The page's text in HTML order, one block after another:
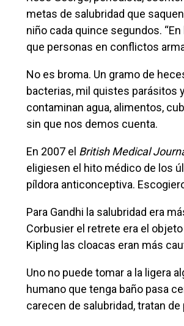
metas de salubridad que
niño cada quince segundos.
que personas en conflictos
No es broma. Un gramo de heces contiene 10 millones de virus, un millón de
bacterias, mil quistes parásitos
contaminan agua, alimentos,
sin que nos demos cuenta.
En 2007 el British Medical
eligiesen el hito médico de los
píldora anticonceptiva.
Para Gandhi la salubridad era más importante que la independencia. Para Le
Corbusier el retrete era el
Kipling las cloacas eran más
Uno no puede tomar a la ligera algo a lo que le dedica tres años de su vida: un ser
humano que tenga baño pasa
carecen de salubridad, tratan